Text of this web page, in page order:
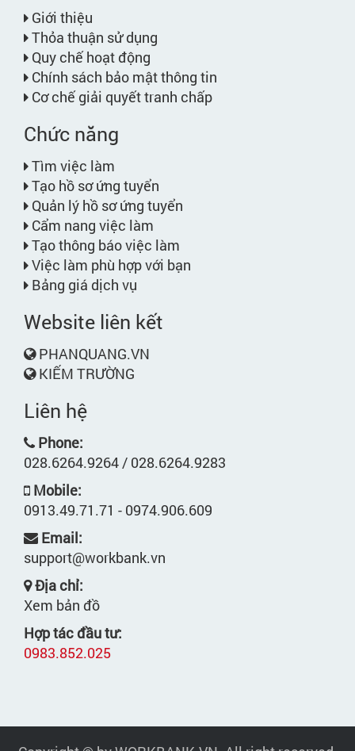
Giới thiệu
Thỏa thuận sử dụng
Quy chế hoạt động
Chính sách bảo mật thông tin
Cơ chế giải quyết tranh chấp
Chức năng
Tìm việc làm
Tạo hồ sơ ứng tuyển
Quản lý hồ sơ ứng tuyển
Cẩm nang việc làm
Tạo thông báo việc làm
Việc làm phù hợp với bạn
Bảng giá dịch vụ
Website liên kết
PHANQUANG.VN
KIẾM TRƯỜNG
Liên hệ
Phone:
028.6264.9264 / 028.6264.9283
Mobile:
0913.49.71.71 - 0974.906.609
Email:
support@workbank.vn
Địa chỉ:
Xem bản đồ
Hợp tác đầu tư:
0983.852.025